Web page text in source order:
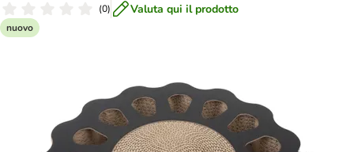
(0) Valuta qui il prodotto
nuovo